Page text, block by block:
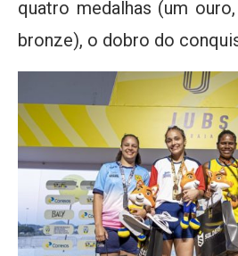
quatro medalhas (um
bronze), o dobro do